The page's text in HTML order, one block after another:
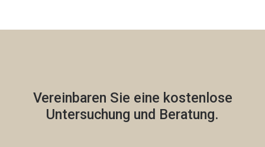
Vereinbaren Sie eine kostenlose
Untersuchung und Beratung.